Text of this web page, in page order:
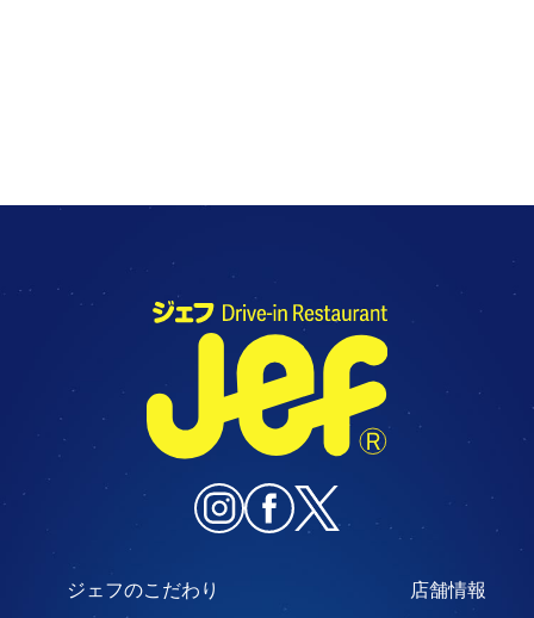
ジェフのこだわり 店舗情報